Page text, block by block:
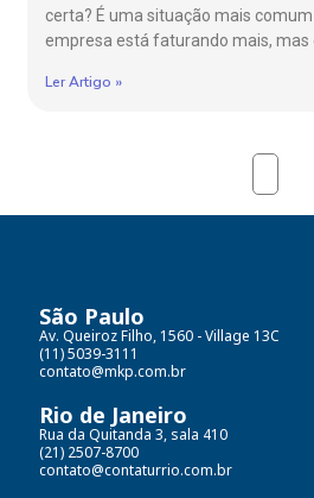
certa? É uma situação mais
empresa está faturando mais, mas
Ler Artigo »
São Paulo
Av. Queiroz Filho, 1560 - Village 13C
(11) 5039-3111
contato@mkp.com.br
Rio de Janeiro
Rua da Quitanda 3, sala 410
(21) 2507-8700
contato@contaturrio.com.br